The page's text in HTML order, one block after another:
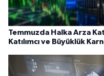
Temmuzda Halka Arza
Katılımcı ve Büyüklük